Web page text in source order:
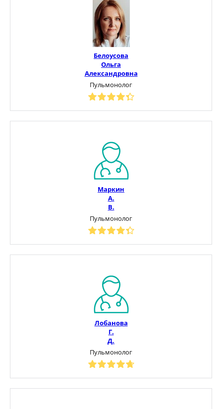
Белоусова
Ольга
Александровна
Пульмонолог
Маркин
А.
В.
Пульмонолог
Лобанова
Г.
Д.
Пульмонолог